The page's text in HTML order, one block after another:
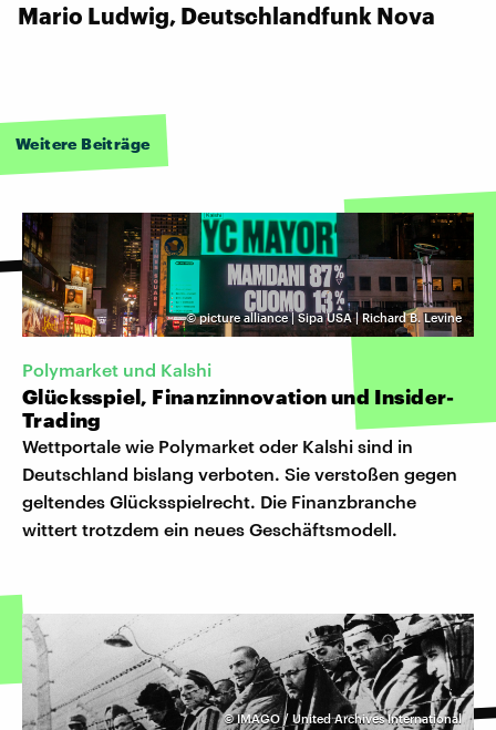
Mario Ludwig, Deutschlandfunk Nova
Weitere Beiträge
©picture alliance | Sipa USA | Richard B. Levine
Polymarket und Kalshi
Glücksspiel, Finanzinnovation und Insider-
Trading
Wettportale wie Polymarket oder Kalshi sind in
Deutschland bislang verboten. Sie verstoßen gegen
geltendes Glücksspielrecht. Die Finanzbranche
wittert trotzdem ein neues Geschäftsmodell.
©IMAGO / United Archives International